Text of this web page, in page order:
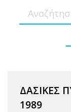
ΔΑΣΙΚΕΣ
1989